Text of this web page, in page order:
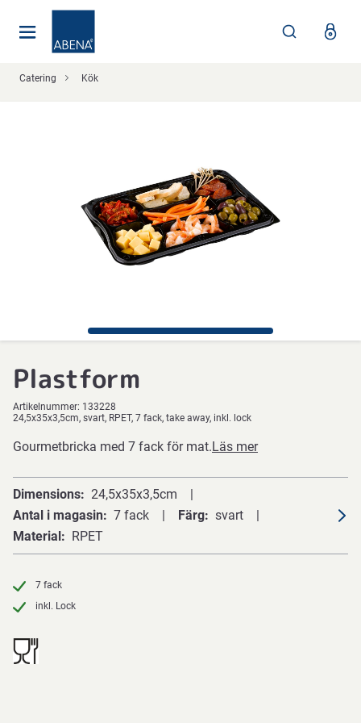
Catering Kök
Plastform
Artikelnummer: 133228
24,5x35x3,5cm, svart, RPET, 7 fack, take away, inkl. lock
Gourmetbricka med 7 fack för mat.Läs mer
Dimensions
24,5x35x3,5cm
Antal i magasin
7 fack Färg
svart
Material
RPET
7 fack
inkl. Lock